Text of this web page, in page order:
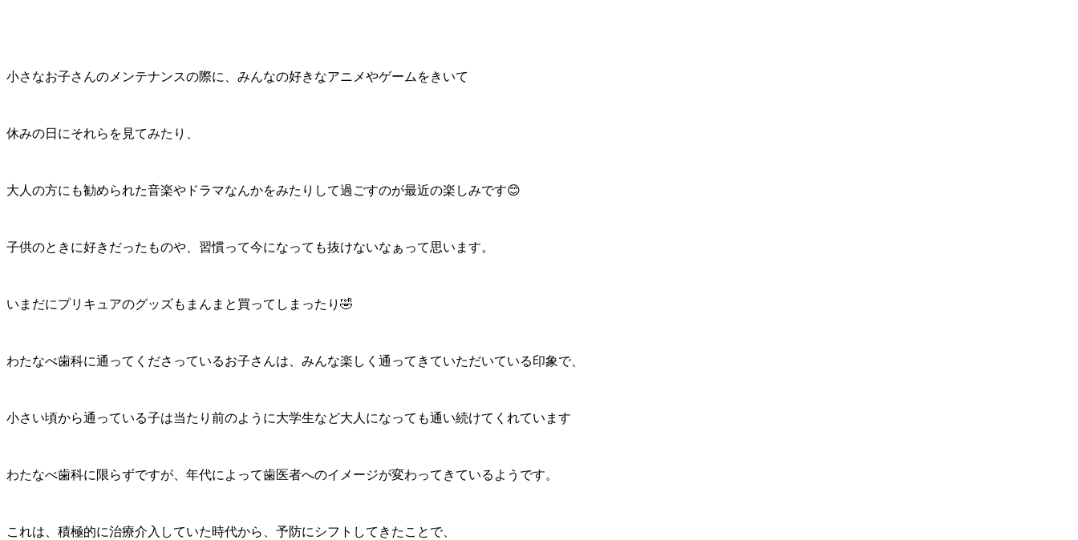
小さなお子さんのメンテナンスの際に、みんなの好きなアニメやゲームをきいて
休みの日にそれらを見てみたり、
大人の方にも勧められた音楽やドラマなんかをみたりして過ごすのが最近の楽しみです😊
子供のときに好きだったものや、習慣って今になっても抜けないなぁって思います。
いまだにプリキュアのグッズもまんまと買ってしまったり🤣
わたなべ歯科に通ってくださっているお子さんは、みんな楽しく通ってきていただいている印象で、
小さい頃から通っている子は当たり前のように大学生など大人になっても通い続けてくれています
わたなべ歯科に限らずですが、年代によって歯医者へのイメージが変わってきているようです。
これは、積極的に治療介入していた時代から、予防にシフトしてきたことで、